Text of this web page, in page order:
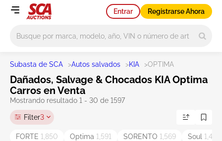
Entrar Registrarse Ahora
Subasta de SCA >Autos salvados >KIA >OPTIMA
Dañados, Salvage & Chocados KIA Optima
Carros en Venta
Mostrando resultado 1 - 30 de 1597
Filter3
FORTE 1,850 Optima 1,591 SORENTO 1,569 Soul 1,495